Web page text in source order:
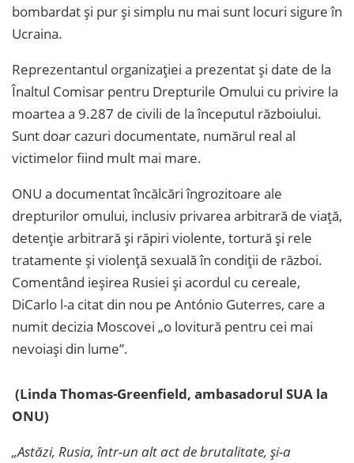
bombardat și pur și simplu nu mai sunt locuri sigure în
Ucraina.
Reprezentantul organizației a prezentat și date de la
Înaltul Comisar pentru Drepturile Omului cu privire la
moartea a 9.287 de civili de la începutul războiului.
Sunt doar cazuri documentate, numărul real al
victimelor fiind mult mai mare.
ONU a documentat încălcări îngrozitoare ale
drepturilor omului, inclusiv privarea arbitrară de viață,
detenție arbitrară și răpiri violente, tortură și rele
tratamente și violență sexuală în condiții de război.
Comentând ieșirea Rusiei și acordul cu cereale,
DiCarlo l-a citat din nou pe António Guterres, care a
numit decizia Moscovei „o lovitură pentru cei mai
nevoiași din lume”.
(Linda Thomas-Greenfield, ambasadorul SUA la
ONU)
„Astăzi, Rusia, într-un alt act de brutalitate, și-a